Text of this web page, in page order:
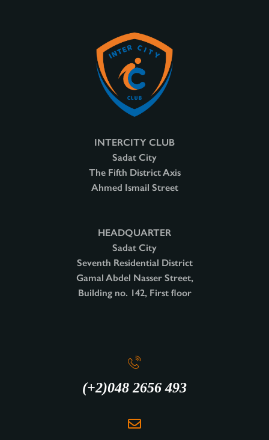
INTERCITY CLUB
Sadat City
The Fifth District Axis
Ahmed Ismail Street
HEADQUARTER
Sadat City
Seventh Residential District
Gamal Abdel Nasser Street,
Building no. 142, First floor
(+2)048 2656 493